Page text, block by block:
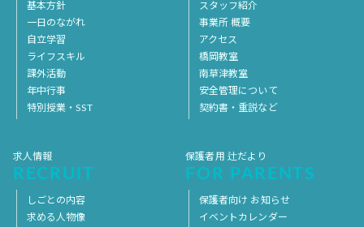
基本方針
一日のながれ
自立学習
ライフスキル
課外活動
年中行事
特別授業・SST
スタッフ紹介
事業所 概要
アクセス
橋岡教室
南草津教室
安全管理について
契約書・重説など
求人情報
RECRUIT
しごとの内容
求める人物像
保護者用 辻だより
FOR PARENTS
保護者向け お知らせ
イベントカレンダー